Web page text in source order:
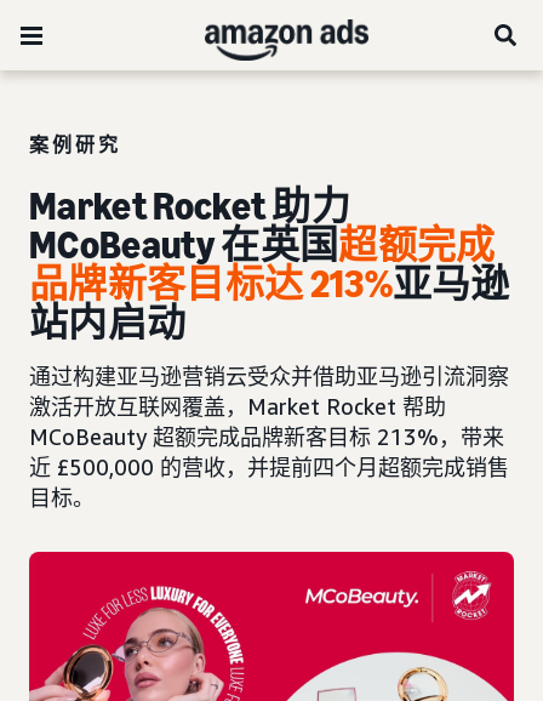
案例研究
Market Rocket 助力
MCoBeauty 在英国超额完成
品牌新客目标达 213%亚马逊
站内启动
通过构建亚马逊营销云受众并借助亚马逊引流洞察
激活开放互联网覆盖，Market Rocket 帮助
MCoBeauty 超额完成品牌新客目标 213%，带来
近 £500,000 的营收，并提前四个月超额完成销售
目标。